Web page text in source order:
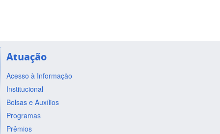
Atuação
Acesso à Informação
Institucional
Bolsas e Auxílios
Programas
Prêmios